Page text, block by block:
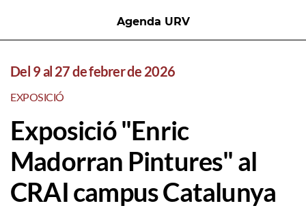
Agenda URV
Del 9 al 27 de febrer de 2026
EXPOSICIÓ
Exposició "Enric
Madorran Pintures" al
CRAI campus Catalunya